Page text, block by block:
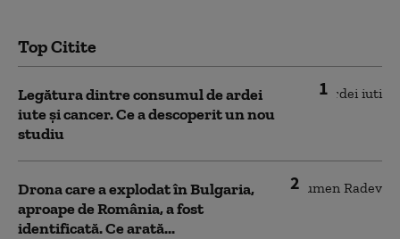
Top Citite
1
Legătura dintre consumul de ardei
iute și cancer. Ce a descoperit un nou
studiu
2
Drona care a explodat în Bulgaria,
aproape de România, a fost
identificată. Ce arată...